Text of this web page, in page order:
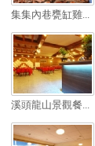
集集內巷甕缸雞...
溪頭龍山景觀餐...